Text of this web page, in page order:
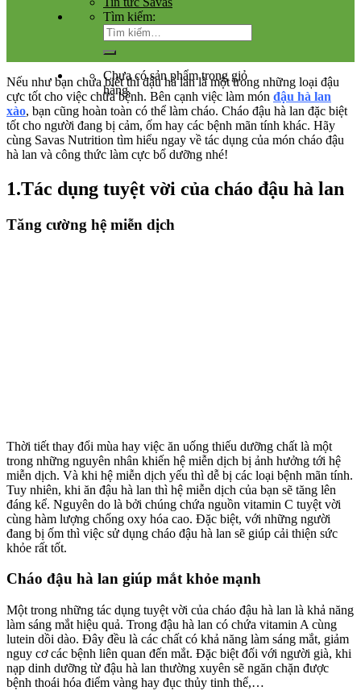
Tìm kiếm:
Chưa có sản phẩm trong giỏ
hàng.
Nếu như bạn chưa biết thì đậu hà lan là một trong những loại đậu
cực tốt cho việc chữa bệnh. Bên cạnh việc làm món đậu hà lan
xào, bạn cũng hoàn toàn có thể làm cháo. Cháo đậu hà lan đặc biệt
tốt cho người đang bị cảm, ốm hay các bệnh mãn tính khác. Hãy
cùng Savas Nutrition tìm hiểu ngay về tác dụng của món cháo đậu
hà lan và công thức làm cực bổ dưỡng nhé!
1.Tác dụng tuyệt vời của cháo đậu hà lan
Tăng cường hệ miễn dịch
Thời tiết thay đổi mùa hay việc ăn uống thiếu dưỡng chất là một
trong những nguyên nhân khiến hệ miễn dịch bị ảnh hưởng tới hệ
miễn dịch. Và khi hệ miễn dịch yếu thì dễ bị các loại bệnh mãn tính.
Tuy nhiên, khi ăn đậu hà lan thì hệ miễn dịch của bạn sẽ tăng lên
đáng kể. Nguyên do là bởi chúng chứa nguồn vitamin C tuyệt vời
cùng hàm lượng chống oxy hóa cao. Đặc biệt, với những người
đang bị ốm thì việc sử dụng cháo đậu hà lan sẽ giúp cải thiện sức
khỏe rất tốt.
Cháo đậu hà lan giúp mắt khỏe mạnh
Một trong những tác dụng tuyệt vời của cháo đậu hà lan là khả năng
làm sáng mắt hiệu quả. Trong đậu hà lan có chứa vitamin A cùng
lutein dồi dào. Đây đều là các chất có khả năng làm sáng mắt, giảm
nguy cơ các bệnh liên quan đến mắt. Đặc biệt đối với người già, khi
nạp dinh dưỡng từ đậu hà lan thường xuyên sẽ ngăn chặn được
bệnh thoái hóa điểm vàng hay đục thủy tinh thể,…